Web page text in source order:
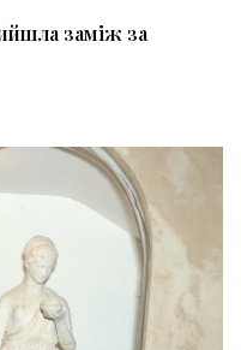
заміж за